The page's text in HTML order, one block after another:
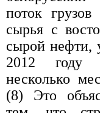
поток грузов
сырья с
сырой нефти,
2012 году
несколько
(8) Это